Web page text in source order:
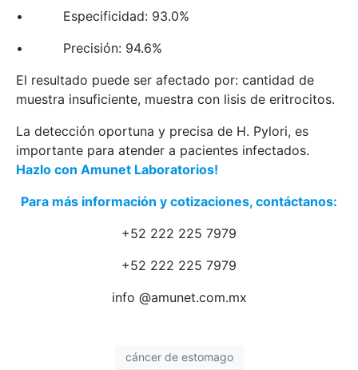
• Especificidad: 93.0%
• Precisión: 94.6%
El resultado puede ser afectado por: cantidad de
muestra insuficiente, muestra con lisis de eritrocitos.
La detección oportuna y precisa de H. Pylori, es
importante para atender a pacientes infectados.
Hazlo con Amunet Laboratorios!
Para más información y cotizaciones, contáctanos:
+52 222 225 7979
+52 222 225 7979
info @amunet.com.mx
cáncer de estomago